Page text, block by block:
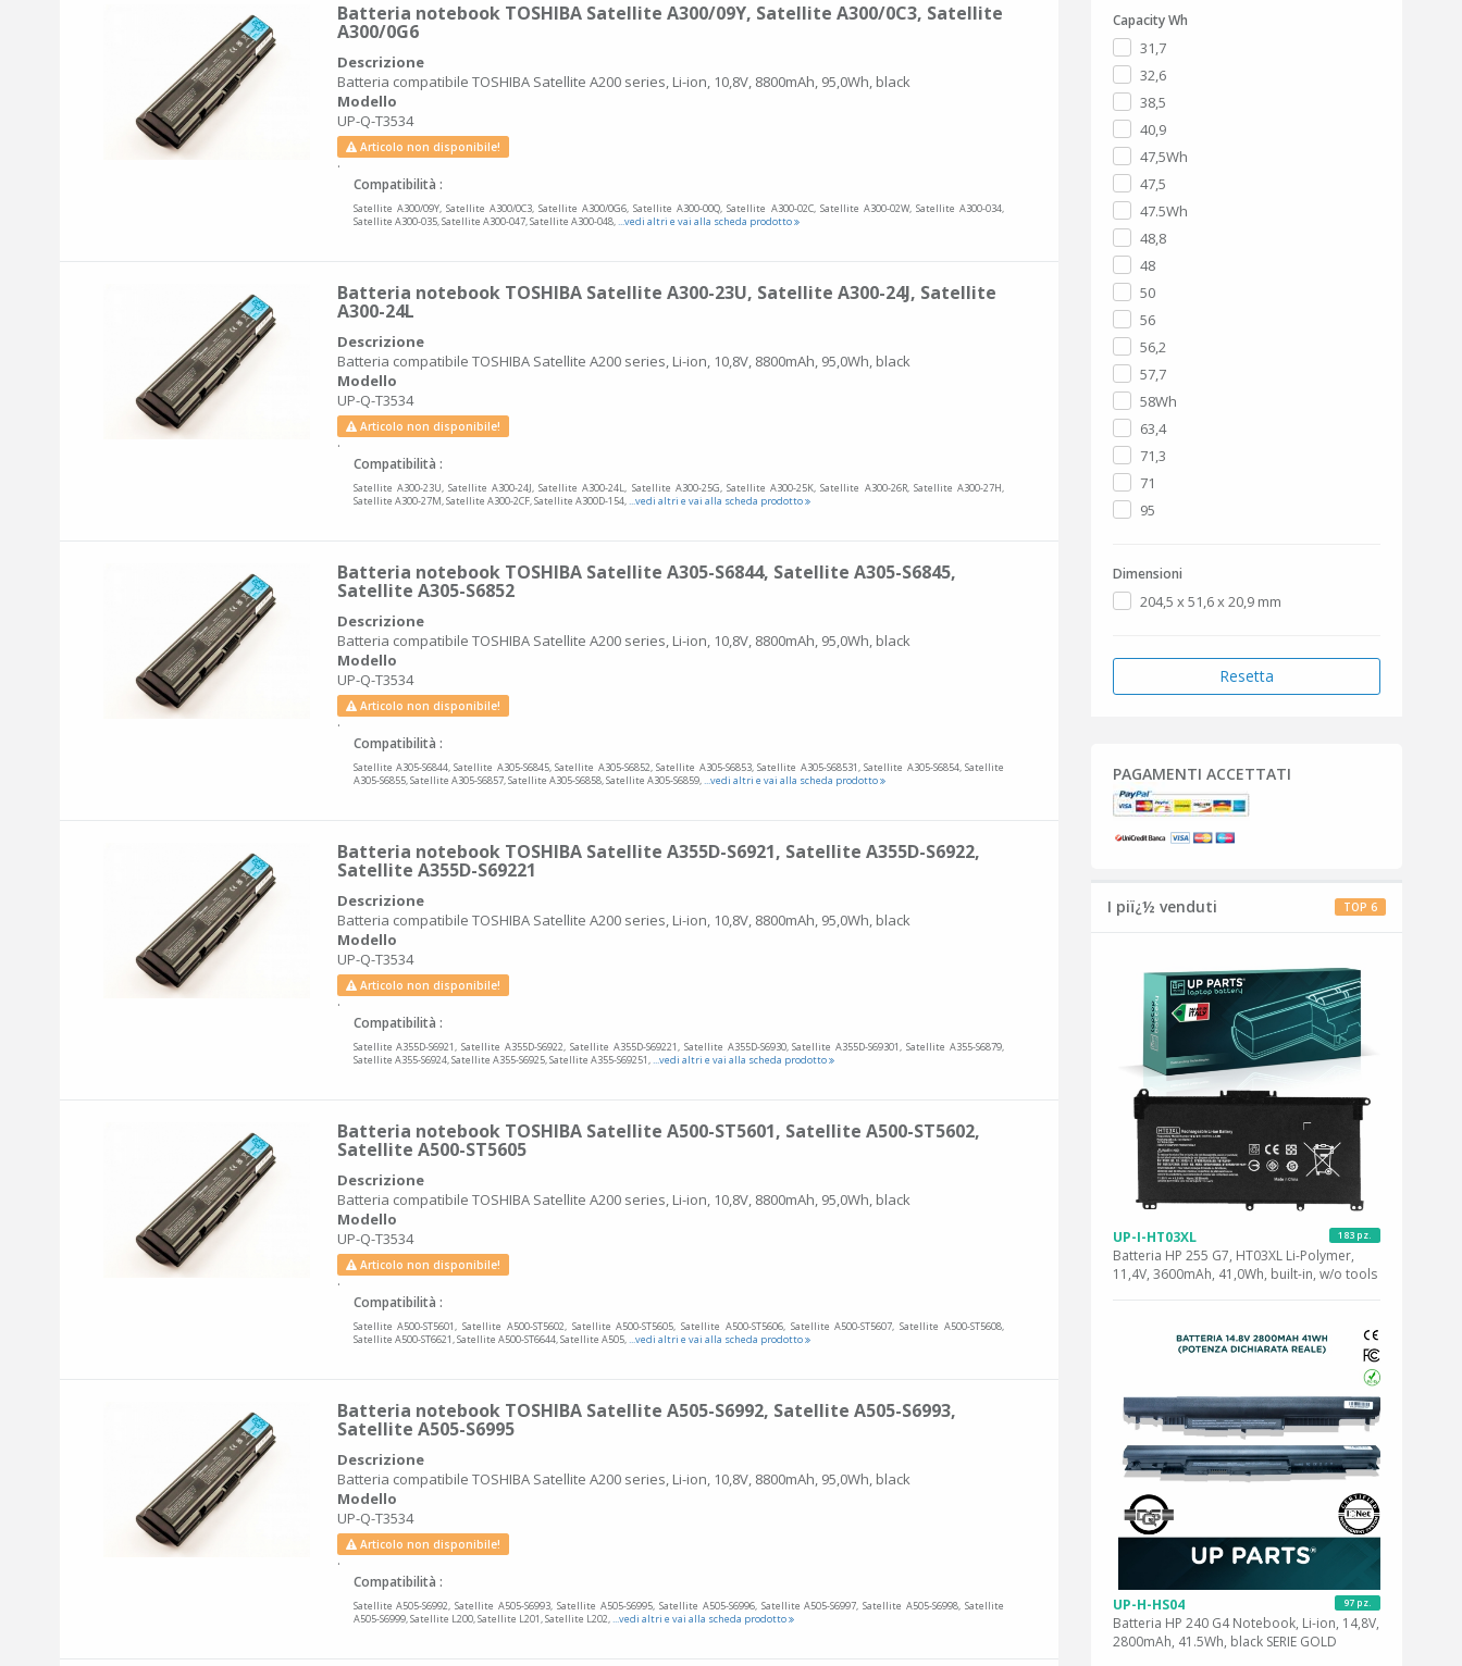
Batteria notebook TOSHIBA Satellite A300/09Y, Satellite A300/0C3, Satellite
A300/0G6
Descrizione
Batteria compatibile TOSHIBA Satellite A200 series, Li-ion, 10,8V, 8800mAh, 95,0Wh, black
Modello
UP-Q-T3534
Articolo non disponibile!
.
Compatibilità :
Satellite A300/09Y, Satellite A300/0C3, Satellite A300/0G6, Satellite A300-00Q, Satellite A300-02C, Satellite A300-02W, Satellite A300-034,
Satellite A300-035, Satellite A300-047, Satellite A300-048,...vedi altri e vai alla scheda prodotto
Batteria notebook TOSHIBA Satellite A300-23U, Satellite A300-24J, Satellite
A300-24L
Descrizione
Batteria compatibile TOSHIBA Satellite A200 series, Li-ion, 10,8V, 8800mAh, 95,0Wh, black
Modello
UP-Q-T3534
Articolo non disponibile!
.
Compatibilità :
Satellite A300-23U, Satellite A300-24J, Satellite A300-24L, Satellite A300-25G, Satellite A300-25K, Satellite A300-26R, Satellite A300-27H,
Satellite A300-27M, Satellite A300-2CF, Satellite A300D-154,...vedi altri e vai alla scheda prodotto
Batteria notebook TOSHIBA Satellite A305-S6844, Satellite A305-S6845,
Satellite A305-S6852
Descrizione
Batteria compatibile TOSHIBA Satellite A200 series, Li-ion, 10,8V, 8800mAh, 95,0Wh, black
Modello
UP-Q-T3534
Articolo non disponibile!
.
Compatibilità :
Satellite A305-S6844, Satellite A305-S6845, Satellite A305-S6852, Satellite A305-S6853, Satellite A305-S68531, Satellite A305-S6854, Satellite
A305-S6855, Satellite A305-S6857, Satellite A305-S6858, Satellite A305-S6859,...vedi altri e vai alla scheda prodotto
Batteria notebook TOSHIBA Satellite A355D-S6921, Satellite A355D-S6922,
Satellite A355D-S69221
Descrizione
Batteria compatibile TOSHIBA Satellite A200 series, Li-ion, 10,8V, 8800mAh, 95,0Wh, black
Modello
UP-Q-T3534
Articolo non disponibile!
.
Compatibilità :
Satellite A355D-S6921, Satellite A355D-S6922, Satellite A355D-S69221, Satellite A355D-S6930, Satellite A355D-S69301, Satellite A355-S6879,
Satellite A355-S6924, Satellite A355-S6925, Satellite A355-S69251,...vedi altri e vai alla scheda prodotto
Batteria notebook TOSHIBA Satellite A500-ST5601, Satellite A500-ST5602,
Satellite A500-ST5605
Descrizione
Batteria compatibile TOSHIBA Satellite A200 series, Li-ion, 10,8V, 8800mAh, 95,0Wh, black
Modello
UP-Q-T3534
Articolo non disponibile!
.
Compatibilità :
Satellite A500-ST5601, Satellite A500-ST5602, Satellite A500-ST5605, Satellite A500-ST5606, Satellite A500-ST5607, Satellite A500-ST5608,
Satellite A500-ST6621, Satellite A500-ST6644, Satellite A505,...vedi altri e vai alla scheda prodotto
Batteria notebook TOSHIBA Satellite A505-S6992, Satellite A505-S6993,
Satellite A505-S6995
Descrizione
Batteria compatibile TOSHIBA Satellite A200 series, Li-ion, 10,8V, 8800mAh, 95,0Wh, black
Modello
UP-Q-T3534
Articolo non disponibile!
.
Compatibilità :
Satellite A505-S6992, Satellite A505-S6993, Satellite A505-S6995, Satellite A505-S6996, Satellite A505-S6997, Satellite A505-S6998, Satellite
A505-S6999, Satellite L200, Satellite L201, Satellite L202,...vedi altri e vai alla scheda prodotto
Capacity Wh
31,7
32,6
38,5
40,9
47,5Wh
47,5
47.5Wh
48,8
48
50
56
56,2
57,7
58Wh
63,4
71,3
71
95
Dimensioni
204,5 x 51,6 x 20,9 mm
Resetta
PAGAMENTI ACCETTATI
I piï¿½ venduti TOP 6
183 pz.
UP-I-HT03XL
Batteria HP 255 G7, HT03XL Li-Polymer,
11,4V, 3600mAh, 41,0Wh, built-in, w/o tools
97 pz.
UP-H-HS04
Batteria HP 240 G4 Notebook, Li-ion, 14,8V,
2800mAh, 41.5Wh, black SERIE GOLD